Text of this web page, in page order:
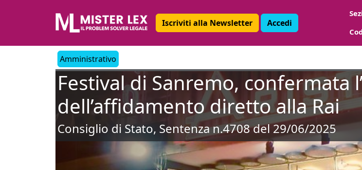
Iscriviti alla Newsletter Accedi
Amministrativo
Festival di Sanremo, confermata
dell’affidamento diretto alla Rai
Consiglio di Stato, Sentenza n.4708 del 29/06/2025